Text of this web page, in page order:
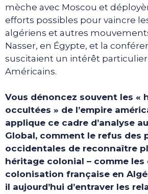
mèche avec Moscou et
efforts possibles pour vaincre
algériens et autres
Nasser, en Égypte, et la
suscitaient un intérêt particulier
Américains.
Vous dénoncez souvent les «
occultées » de l’empire
applique ce cadre d’analyse
Global, comment le refus des
occidentales de reconnaître
héritage colonial – comme les
colonisation française en
il aujourd’hui d’entraver les